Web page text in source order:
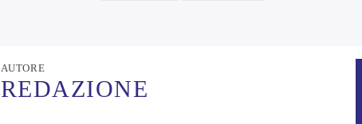
AUTORE
REDAZIONE